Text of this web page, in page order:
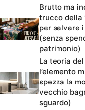
Brutto ma
trucco della
per salvare
(senza
patrimonio)
La teoria
l’elemento
spezza la
vecchio
sguardo)